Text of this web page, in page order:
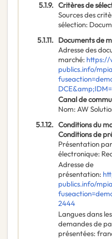
5.1.9. Critères de
Sources des
sélection:
5.1.11. Documents de
Adresse des
marché: https://
publics.info/
Canal de
Nom: AW
5.1.12. Conditions du
Conditions de
Présentation
électronique:
Adresse de
présentation:
publics.info/
2444
Langues dans
demandes de
présentées: